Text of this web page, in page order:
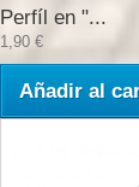
Perfíl en "...
1,90 €
Añadir al